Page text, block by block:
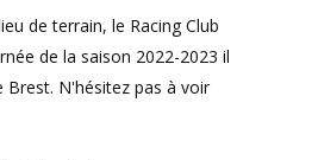
de terrain, le Racing Club
de la saison 2022-2023 il
N'hésitez pas à voir